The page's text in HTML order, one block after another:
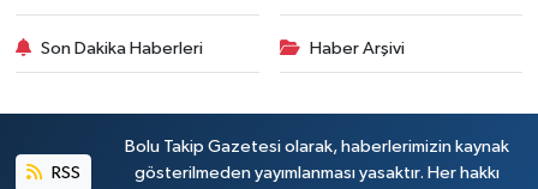
Son Dakika Haberleri Haber Arşivi
RSS
Bolu Takip Gazetesi olarak, haberlerimizin kaynak
gösterilmeden yayımlanması yasaktır. Her hakkı